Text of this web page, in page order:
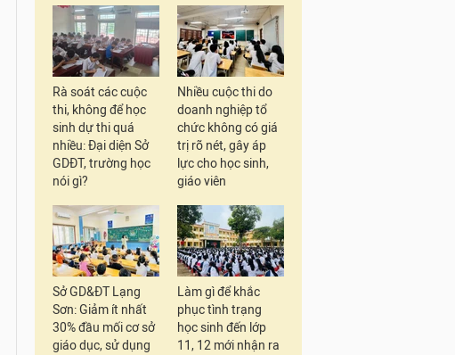
Rà soát các cuộc
thi, không để học
sinh dự thi quá
nhiều: Đại diện Sở
GDĐT, trường học
nói gì?
Nhiều cuộc thi do
doanh nghiệp tổ
chức không có giá
trị rõ nét, gây áp
lực cho học sinh,
giáo viên
Sở GD&ĐT Lạng
Sơn: Giảm ít nhất
30% đầu mối cơ sở
giáo dục, sử dụng
Làm gì để khắc
phục tình trạng
học sinh đến lớp
11, 12 mới nhận ra